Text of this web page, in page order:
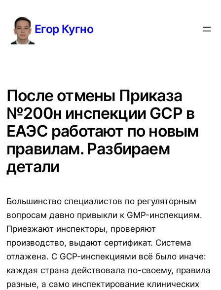
содержимому
Егор Кугно
После отмены Приказа
№200н инспекции GCP в
ЕАЭС работают по новым
правилам. Разбираем
детали
Большинство специалистов по регуляторным
вопросам давно привыкли к GMP-инспекциям.
Приезжают инспекторы, проверяют
производство, выдают сертификат. Система
отлажена. С GCP-инспекциями всё было иначе:
каждая страна действовала по-своему, правила
разные, а само инспектирование клинических